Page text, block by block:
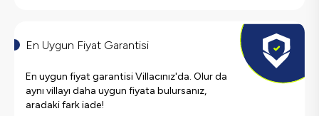
En Uygun Fiyat Garantisi
En uygun fiyat garantisi Villacınız'da. Olur da
aynı villayı daha uygun fiyata bulursanız,
aradaki fark iade!